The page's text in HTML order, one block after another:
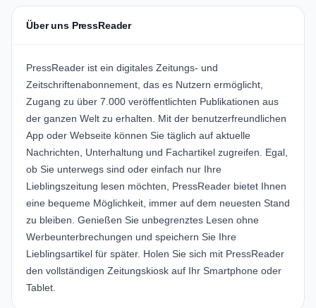
Über uns PressReader
PressReader ist ein digitales Zeitungs- und
Zeitschriftenabonnement, das es Nutzern ermöglicht,
Zugang zu über 7.000 veröffentlichten Publikationen aus
der ganzen Welt zu erhalten. Mit der benutzerfreundlichen
App oder Webseite können Sie täglich auf aktuelle
Nachrichten, Unterhaltung und Fachartikel zugreifen. Egal,
ob Sie unterwegs sind oder einfach nur Ihre
Lieblingszeitung lesen möchten, PressReader bietet Ihnen
eine bequeme Möglichkeit, immer auf dem neuesten Stand
zu bleiben. Genießen Sie unbegrenztes Lesen ohne
Werbeunterbrechungen und speichern Sie Ihre
Lieblingsartikel für später. Holen Sie sich mit PressReader
den vollständigen Zeitungskiosk auf Ihr Smartphone oder
Tablet.